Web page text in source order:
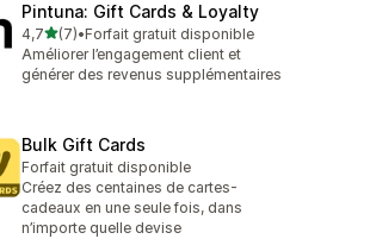
Pintuna: Gift Cards & Loyalty
4,7étoile(s) sur 5
(7)
7 avis au total
•Forfait gratuit disponible
Améliorer l’engagement client et
générer des revenus supplémentaires
Bulk Gift Cards
Forfait gratuit disponible
Créez des centaines de cartes-
cadeaux en une seule fois, dans
n’importe quelle devise